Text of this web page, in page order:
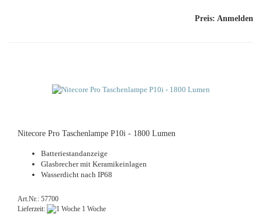
Preis: Anmelden
Ni­te­co­re Pro Ta­schen­lam­pe P10i - 1800 Lumen
Bat­te­rie­stand­an­zei­ge
Glas­bre­cher mit Ke­ra­mi­k­ein­la­gen
Was­ser­dicht nach IP68
Art.Nr.: 57700
Lieferzeit:
1 Woche